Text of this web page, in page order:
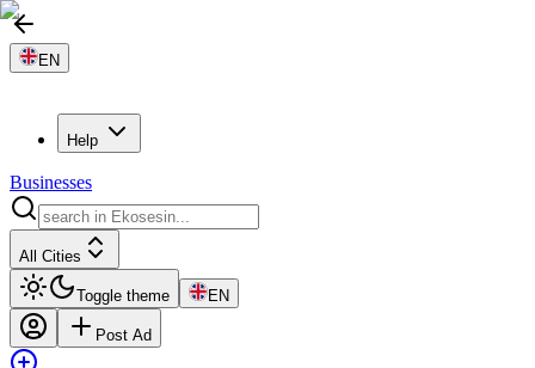
EN
Help
Businesses
All Cities
Toggle theme EN
Post Ad